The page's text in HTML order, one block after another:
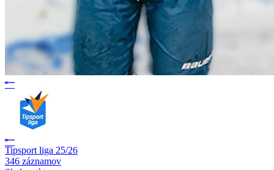
Tipsport liga 25/26
346 záznamov